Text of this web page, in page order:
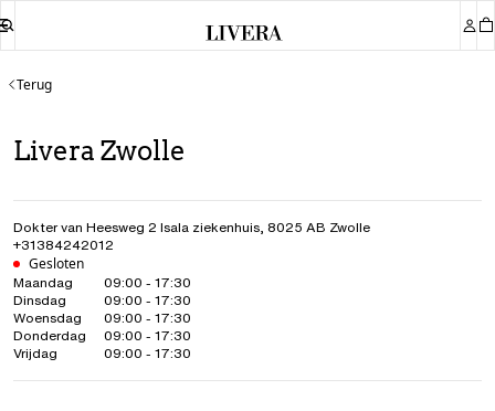
Terug
Livera Zwolle
Dokter van Heesweg 2 Isala ziekenhuis, 8025 AB Zwolle
+31384242012
Gesloten
Maandag
09:00 - 17:30
Dinsdag
09:00 - 17:30
Woensdag
09:00 - 17:30
Donderdag
09:00 - 17:30
Vrijdag
09:00 - 17:30